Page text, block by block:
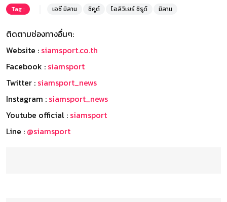
Tag : เอซี มิลาน ชิคูต์ โอลิวิเยร์ ชิรูด์ มิลาน
ติดตามช่องทางอื่นๆ:
Website : siamsport.co.th
Facebook : siamsport
Twitter : siamsport_news
Instagram : siamsport_news
Youtube official : siamsport
Line : @siamsport